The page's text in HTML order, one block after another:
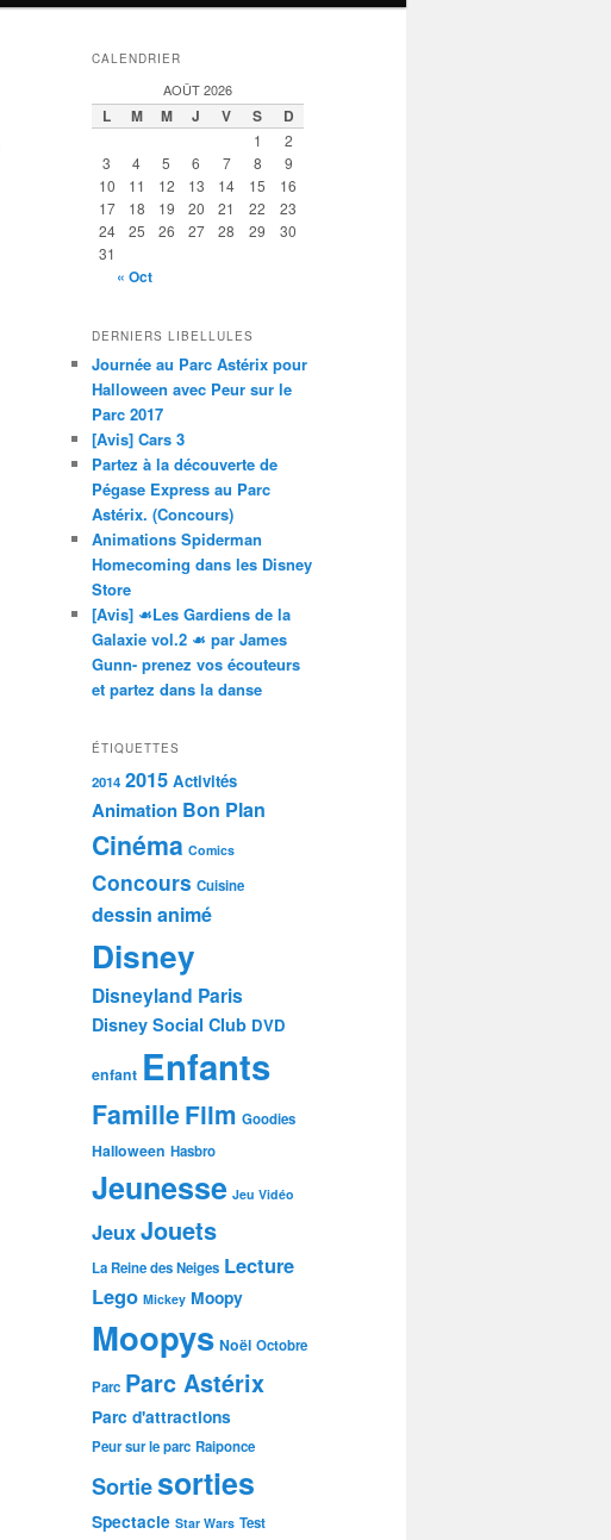
CALENDRIER
AOÛT 2026
L M M J V S D
1
2
3
4 5 6 7 8
9
10
11 12 13 14 15
16
17
18 19 20 21 22
23
24
25 26 27 28 29
30
31
« Oct
DERNIERS LIBELLULES
Journée au Parc Astérix pour
Halloween avec Peur sur le
Parc 2017
[Avis] Cars 3
Partez à la découverte de
Pégase Express au Parc
Astérix. (Concours)
Animations Spiderman
Homecoming dans les Disney
Store
[Avis] ☙Les Gardiens de la
Galaxie vol.2 ☙ par James
Gunn- prenez vos écouteurs
et partez dans la danse
ÉTIQUETTES
2014 2015 Activités
Animation Bon Plan
Cinéma Comics
Concours Cuisine
dessin animé
Disney
Disneyland Paris
Disney Social Club DVD
enfant Enfants
FamilleFilm Goodies
Halloween Hasbro
Jeunesse Jeu Vidéo
JeuxJouets
La Reine des Neiges Lecture
Lego Mickey Moopy
Moopys Noël Octobre
Parc Parc Astérix
Parc d'attractions
Peur sur le parc Raiponce
Sortiesorties
Spectacle Star Wars Test